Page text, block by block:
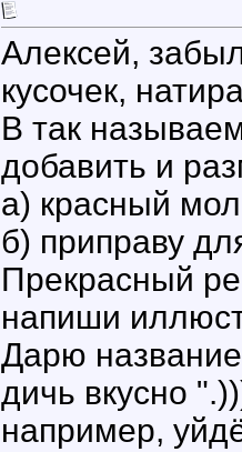
Алексей,
кусочек,
В так
добавить и
а) красный
б) приправу
Прекрасный
напиши
Дарю
дичь вкусно
например,